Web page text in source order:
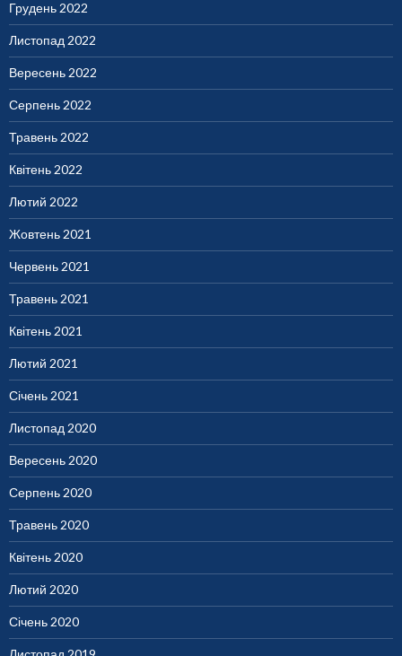
Грудень 2022
Листопад 2022
Вересень 2022
Серпень 2022
Травень 2022
Квітень 2022
Лютий 2022
Жовтень 2021
Червень 2021
Травень 2021
Квітень 2021
Лютий 2021
Січень 2021
Листопад 2020
Вересень 2020
Серпень 2020
Травень 2020
Квітень 2020
Лютий 2020
Січень 2020